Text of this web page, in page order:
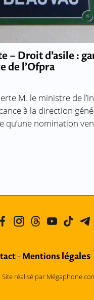
– Droit d’asile :
de l’Ofpra
M. le ministre de
à la direction
qu’une nomination
- Mentions légales
Site réalisé par Mégaphone